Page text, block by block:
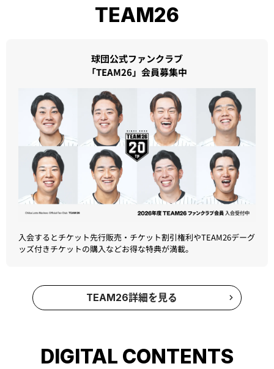
TEAM26
球団公式ファンクラブ
「TEAM26」会員募集中
入会するとチケット先行販売・チケット割引権利やTEAM26デーグ
ッズ付きチケットの購入などお得な特典が満載。
TEAM26詳細を見る
DIGITAL CONTENTS